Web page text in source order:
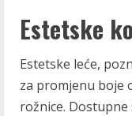
Estetske
Estetske leće,
za promjenu boje
rožnice.